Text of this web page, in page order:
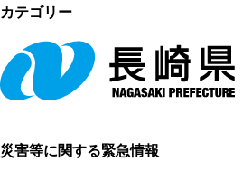
災害等に関する緊急情報
カテゴリー